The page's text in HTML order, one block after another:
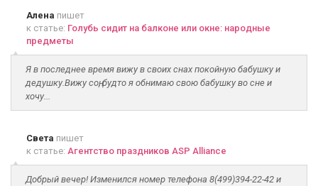
Алена пишет
к статье: Голубь сидит на балконе или окне: народные
предметы
Я в последнее время вижу в своих снах покойную бабушку и
дедушку.Вижу соң, будто я обнимаю свою бабушку во сне и
хочу...
Света пишет
к статье: Агентство праздников ASP Alliance
Добрый вечер! Изменился номер телефона 8(499)394-22-42 и